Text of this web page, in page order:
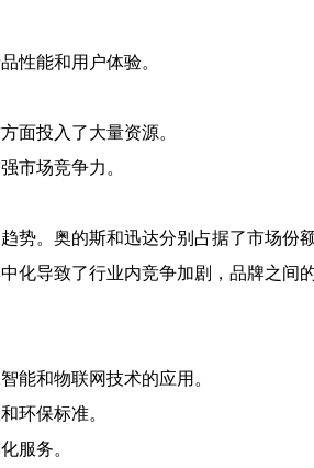
性能和用户体验。
面投入了大量资源。
市场竞争力。
势。奥的斯和迅达分别占据了市场份
导致了行业内竞争加剧，品牌之间
能和物联网技术的应用。
环保标准。
服务。